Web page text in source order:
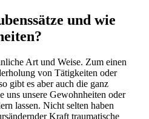
und wie
Art und Weise. Zum einen
von Tätigkeiten oder
gibt es aber auch die ganz
uns unsere Gewohnheiten oder
lassen. Nicht selten haben
Kraft traumatische